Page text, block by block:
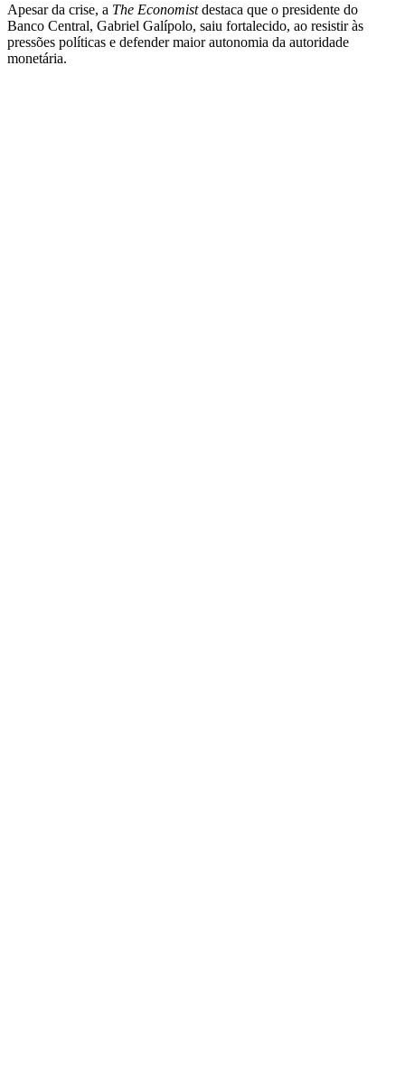
Apesar da crise, a The Economistdestaca que o presidente do
Banco Central, Gabriel Galípolo, saiu fortalecido, ao resistir às
pressões políticas e defender maior autonomia da autoridade
monetária.